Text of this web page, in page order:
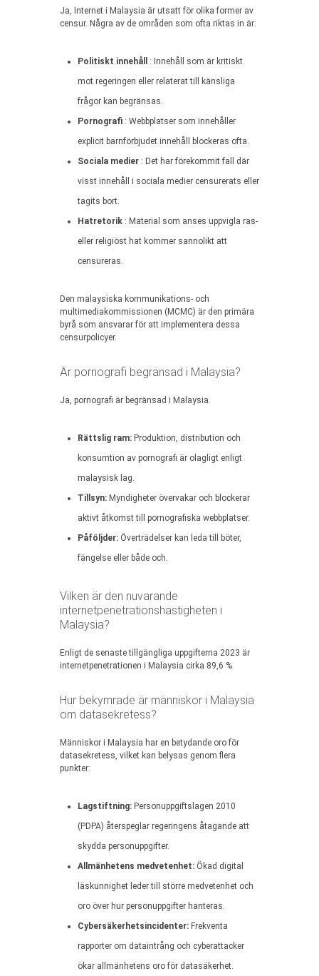
Ja, Internet i Malaysia är utsatt för olika former av
censur. Några av de områden som ofta riktas in är:
Politiskt innehåll
: Innehåll som är kritiskt
mot regeringen eller relaterat till känsliga
frågor kan begränsas.
Pornografi : Webbplatser som innehåller
explicit barnförbjudet innehåll blockeras ofta.
Sociala medier : Det har förekommit fall där
visst innehåll i sociala medier censurerats eller
tagits bort.
Hatretorik : Material som anses uppvigla ras-
eller religiöst hat kommer sannolikt att
censureras.
Den malaysiska kommunikations- och
multimediakommissionen (MCMC) är den primära
byrå som ansvarar för att implementera dessa
censurpolicyer.
Är pornografi begränsad i Malaysia?
Ja, pornografi är begränsad i Malaysia.
Rättslig ram: Produktion, distribution och
konsumtion av pornografi är olagligt enligt
malaysisk lag.
Tillsyn: Myndigheter övervakar och blockerar
aktivt åtkomst till pornografiska webbplatser.
Påföljder: Överträdelser kan leda till böter,
fängelse eller både och.
Vilken är den nuvarande
internetpenetrationshastigheten i
Malaysia?
Enligt de senaste tillgängliga uppgifterna 2023 är
internetpenetrationen i Malaysia cirka 89,6 %.
Hur bekymrade är människor i Malaysia
om datasekretess?
Människor i Malaysia har en betydande oro för
datasekretess, vilket kan belysas genom flera
punkter:
Lagstiftning: Personuppgiftslagen 2010
(PDPA) återspeglar regeringens åtagande att
skydda personuppgifter.
Allmänhetens medvetenhet: Ökad digital
läskunnighet leder till större medvetenhet och
oro över hur personuppgifter hanteras.
Cybersäkerhetsincidenter: Frekventa
rapporter om dataintrång och cyberattacker
ökar allmänhetens oro för datasäkerhet.